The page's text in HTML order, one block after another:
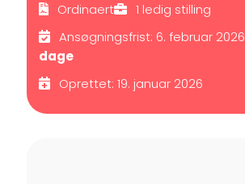
Ordinaert
1 ledig stilling
Ansøgningsfrist: 6. februar 2026
dage
Oprettet: 19. januar 2026